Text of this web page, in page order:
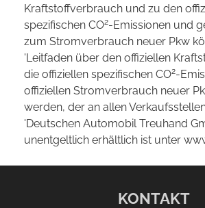
Kraftstoffverbrauch und zu den
spezifischen CO2-Emissionen und
zum Stromverbrauch neuer Pkw
'Leitfaden über den offiziellen
die offiziellen spezifischen CO2-
offiziellen Stromverbrauch neuer
werden, der an allen
'Deutschen Automobil Treuhand
unentgeltlich erhältlich ist unter
KONTAKT